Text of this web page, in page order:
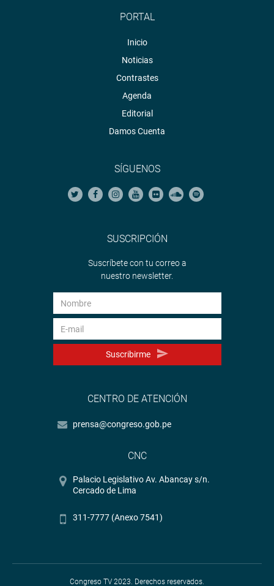
PORTAL
Inicio
Noticias
Contrastes
Agenda
Editorial
Damos Cuenta
SÍGUENOS
SUSCRIPCIÓN
Suscríbete con tu correo a
nuestro newsletter.
Suscribirme
CENTRO DE ATENCIÓN
prensa@congreso.gob.pe
CNC
Palacio Legislativo Av. Abancay s/n.
Cercado de Lima
311-7777 (Anexo 7541)
Congreso TV 2023. Derechos reservados.